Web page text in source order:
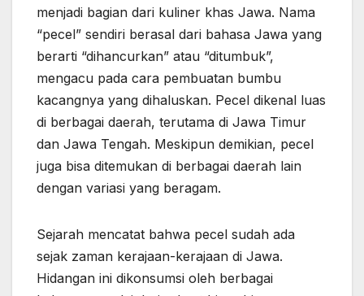
menjadi bagian dari kuliner khas Jawa. Nama
“pecel” sendiri berasal dari bahasa Jawa yang
berarti “dihancurkan” atau “ditumbuk”,
mengacu pada cara pembuatan bumbu
kacangnya yang dihaluskan. Pecel dikenal luas
di berbagai daerah, terutama di Jawa Timur
dan Jawa Tengah. Meskipun demikian, pecel
juga bisa ditemukan di berbagai daerah lain
dengan variasi yang beragam.
Sejarah mencatat bahwa pecel sudah ada
sejak zaman kerajaan-kerajaan di Jawa.
Hidangan ini dikonsumsi oleh berbagai